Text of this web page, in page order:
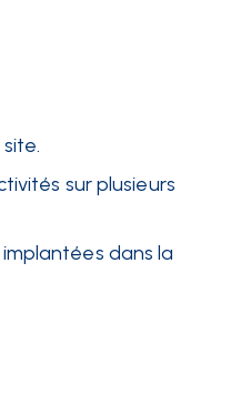
sur plusieurs
dans la